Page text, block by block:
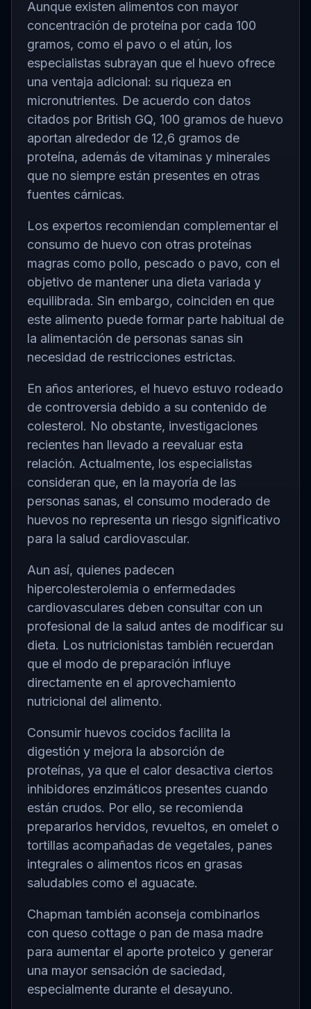
Aunque existen alimentos con mayor
concentración de proteína por cada 100
gramos, como el pavo o el atún, los
especialistas subrayan que el huevo ofrece
una ventaja adicional: su riqueza en
micronutrientes. De acuerdo con datos
citados por British GQ, 100 gramos de huevo
aportan alrededor de 12,6 gramos de
proteína, además de vitaminas y minerales
que no siempre están presentes en otras
fuentes cárnicas.
Los expertos recomiendan complementar el
consumo de huevo con otras proteínas
magras como pollo, pescado o pavo, con el
objetivo de mantener una dieta variada y
equilibrada. Sin embargo, coinciden en que
este alimento puede formar parte habitual de
la alimentación de personas sanas sin
necesidad de restricciones estrictas.
En años anteriores, el huevo estuvo rodeado
de controversia debido a su contenido de
colesterol. No obstante, investigaciones
recientes han llevado a reevaluar esta
relación. Actualmente, los especialistas
consideran que, en la mayoría de las
personas sanas, el consumo moderado de
huevos no representa un riesgo significativo
para la salud cardiovascular.
Aun así, quienes padecen
hipercolesterolemia o enfermedades
cardiovasculares deben consultar con un
profesional de la salud antes de modificar su
dieta. Los nutricionistas también recuerdan
que el modo de preparación influye
directamente en el aprovechamiento
nutricional del alimento.
Consumir huevos cocidos facilita la
digestión y mejora la absorción de
proteínas, ya que el calor desactiva ciertos
inhibidores enzimáticos presentes cuando
están crudos. Por ello, se recomienda
prepararlos hervidos, revueltos, en omelet o
tortillas acompañadas de vegetales, panes
integrales o alimentos ricos en grasas
saludables como el aguacate.
Chapman también aconseja combinarlos
con queso cottage o pan de masa madre
para aumentar el aporte proteico y generar
una mayor sensación de saciedad,
especialmente durante el desayuno.